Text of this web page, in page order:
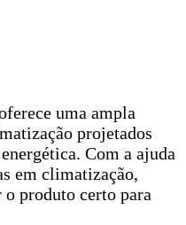
uma ampla
projetados
Com a ajuda
em climatização,
produto certo para